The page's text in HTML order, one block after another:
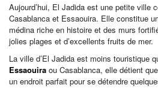
Aujourd’hui, El Jadida est une petite ville
Casablanca et Essaouira. Elle constitue
médina riche en histoire et des murs
jolies plages et d’excellents fruits de mer.
La ville d’El Jadida est moins touristique
Essaouira ou Casablanca, elle détient
un endroit parfait pour se détendre